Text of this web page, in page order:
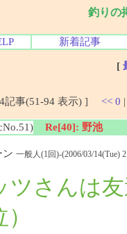
釣りの
新着記事
[
記事(51-94 表示) ] << 0 |
Re[40]: 野池
ン 一般人(1回)-(2006/03/14(Tue)
ツさんは
）